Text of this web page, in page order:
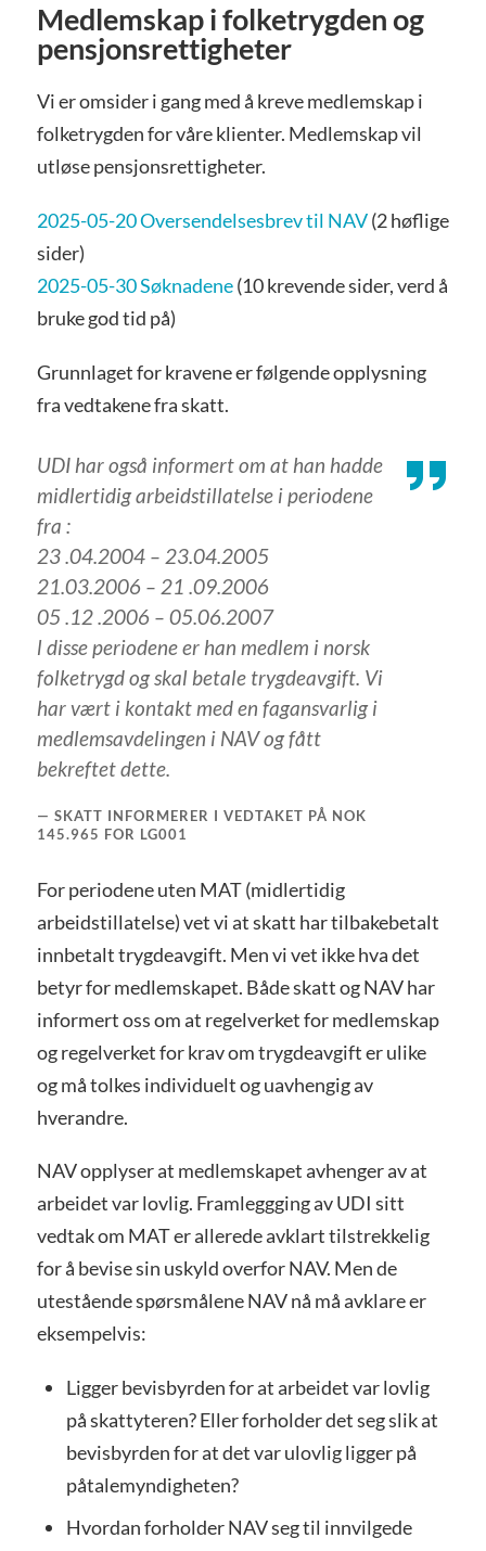
Medlemskap i folketrygden og
pensjonsrettigheter
Vi er omsider i gang med å kreve medlemskap i
folketrygden for våre klienter. Medlemskap vil
utløse pensjonsrettigheter.
2025-05-20 Oversendelsesbrev til NAV(2 høflige
sider)
2025-05-30 Søknadene(10 krevende sider, verd å
bruke god tid på)
Grunnlaget for kravene er følgende opplysning
fra vedtakene fra skatt.
UDI har også informert om at han hadde
midlertidig arbeidstillatelse i periodene
fra :
23 .04.2004 – 23.04.2005
21.03.2006 – 21 .09.2006
05 .12 .2006 – 05.06.2007
l disse periodene er han medlem i norsk
folketrygd og skal betale trygdeavgift. Vi
har vært i kontakt med en fagansvarlig i
medlemsavdelingen i NAV og fått
bekreftet dette.
SKATT INFORMERER I VEDTAKET PÅ NOK
145.965 FOR LG001
For periodene uten MAT (midlertidig
arbeidstillatelse) vet vi at skatt har tilbakebetalt
innbetalt trygdeavgift. Men vi vet ikke hva det
betyr for medlemskapet. Både skatt og NAV har
informert oss om at regelverket for medlemskap
og regelverket for krav om trygdeavgift er ulike
og må tolkes individuelt og uavhengig av
hverandre.
NAV opplyser at medlemskapet avhenger av at
arbeidet var lovlig. Framleggging av UDI sitt
vedtak om MAT er allerede avklart tilstrekkelig
for å bevise sin uskyld overfor NAV. Men de
utestående spørsmålene NAV nå må avklare er
eksempelvis:
Ligger bevisbyrden for at arbeidet var lovlig
på skattyteren? Eller forholder det seg slik at
bevisbyrden for at det var ulovlig ligger på
påtalemyndigheten?
Hvordan forholder NAV seg til innvilgede